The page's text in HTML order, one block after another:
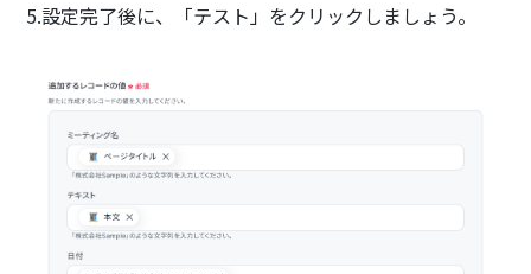
5.設定完了後に、「テスト」をクリックしましょう。